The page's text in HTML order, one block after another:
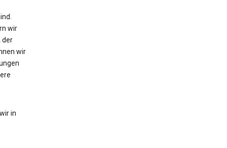
wir
der
wir
in